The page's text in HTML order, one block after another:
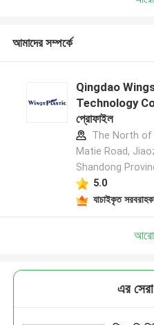
আমাদের সম্পর্কে
Qingdao
Technology
প্রোফাইল
The North of
Matie Road,
Shandong
5.0
যাচাইকৃত
আরো
এর